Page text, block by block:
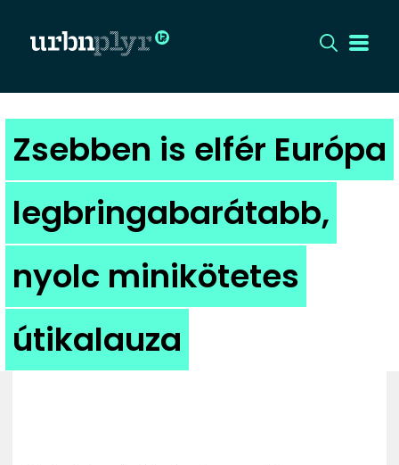
CÍMLAP
DIZÁJN
DIVAT
HIP
KULT
UTCA
Zsebben is elfér Európa
legbringabarátabb,
nyolc minikötetes
útikalauza